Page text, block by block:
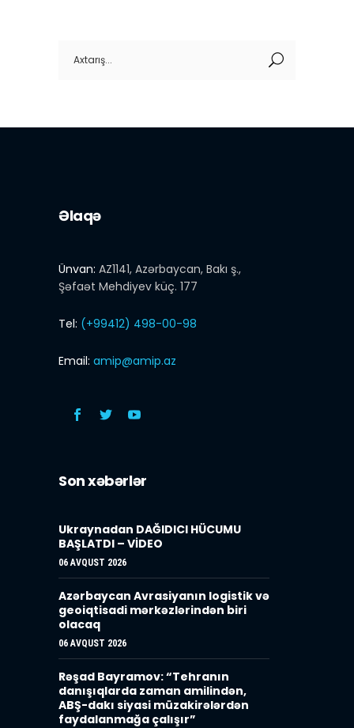
for:
Əlaqə
Ünvan: AZ1141, Azərbaycan, Bakı ş.,
Şəfaət Mehdiyev küç. 177
Tel: (+99412) 498-00-98
Email: amip@amip.az
Son xəbərlər
Ukraynadan DAĞIDICI HÜCUMU
BAŞLATDI – VİDEO
06 AVQUST 2026
Azərbaycan Avrasiyanın logistik və
geoiqtisadi mərkəzlərindən biri
olacaq
06 AVQUST 2026
Rəşad Bayramov: “Tehranın
danışıqlarda zaman amilindən,
ABŞ-dakı siyasi müzakirələrdən
faydalanmağa çalışır”